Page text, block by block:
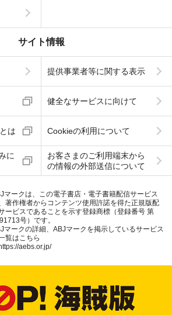
サイト情報
提供事業者等に関する表示
健全なサービスに向けて
は Cookieの利用について
に
お客さまのご利用端末から
の情報の外部送信について
マークは、この電子書店・電子書籍配信サービス
著作権者からコンテンツ使用許諾を得た正規版配
ービスであることを示す登録商標（登録番号 第
号）です。
マークの詳細、ABJマークを掲示しているサービス
覧はこちら
https://aebs.or.jp/